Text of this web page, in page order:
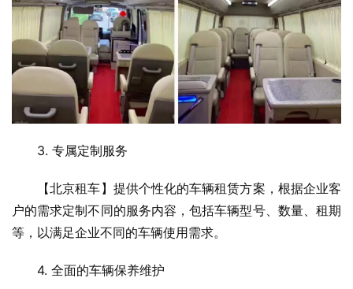
3. 专属定制服务
【北京租车】提供个性化的车辆租赁方案，根据企业客
户的需求定制不同的服务内容，包括车辆型号、数量、租期
等，以满足企业不同的车辆使用需求。
4. 全面的车辆保养维护